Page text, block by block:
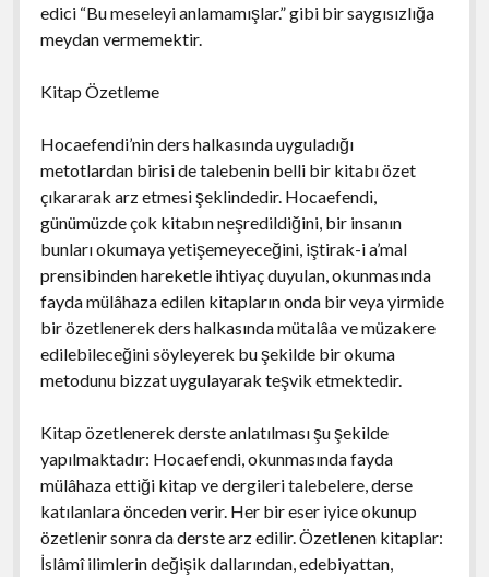
edici “Bu meseleyi anlamamışlar.” gibi bir saygısızlığa
meydan vermemektir.
Kitap Özetleme
Hocaefendi’nin ders halkasında uyguladığı
metotlardan birisi de talebenin belli bir kitabı özet
çıkararak arz etmesi şeklindedir. Hocaefendi,
günümüzde çok kitabın neşredildiğini, bir insanın
bunları okumaya yetişemeyeceğini, iştirak-i a’mal
prensibinden hareketle ihtiyaç duyulan, okunmasında
fayda mülâhaza edilen kitapların onda bir veya yirmide
bir özetlenerek ders halkasında mütalâa ve müzakere
edilebileceğini söyleyerek bu şekilde bir okuma
metodunu bizzat uygulayarak teşvik etmektedir.
Kitap özetlenerek derste anlatılması şu şekilde
yapılmaktadır: Hocaefendi, okunmasında fayda
mülâhaza ettiği kitap ve dergileri talebelere, derse
katılanlara önceden verir. Her bir eser iyice okunup
özetlenir sonra da derste arz edilir. Özetlenen kitaplar:
İslâmî ilimlerin değişik dallarından, edebiyattan,